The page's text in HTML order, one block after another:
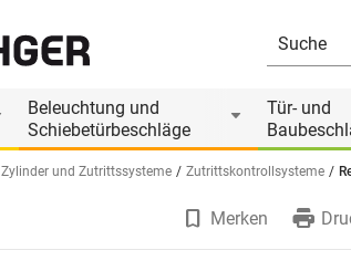
Beleuchtung und
Schiebetürbeschläge
Tür- und
Zylinder und Zutrittssysteme Zutrittskontrollsysteme
Produkt ist Zubehör von
Merken